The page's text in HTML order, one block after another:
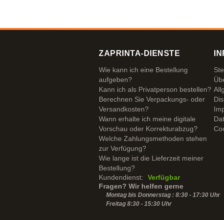
ZAPRINTA-DIENSTE
Wie kann ich eine Bestellung
aufgeben?
Kann ich als Privatperson bestellen?
Berechnen Sie Verpackungs- oder
Versandkosten?
Wann erhalte ich meine digitale
Vorschau oder Korrekturabzug?
Welche Zahlungsmethoden stehen
zur Verfügung?
Wie lange ist die Lieferzeit meiner
Bestellung?
Kundendienst:
Verfügbar
Fragen? Wir helfen gerne
Montag bis Donnerstag : 8:30 - 17:30 Uhr
Freitag 8:30 - 15:30 Uhr